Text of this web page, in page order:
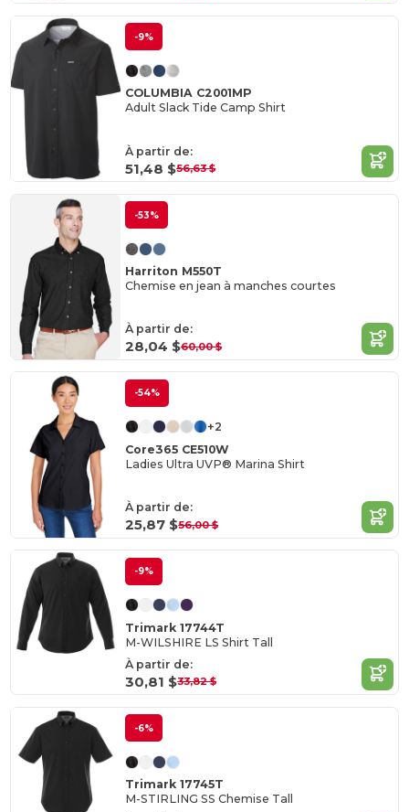
-9%
COLUMBIA C2001MP
Adult Slack Tide Camp Shirt
À partir de:
51,48 $56,63 $
-53%
Harriton M550T
Chemise en jean à manches courtes
À partir de:
28,04 $60,00 $
-54%
+2
Core365 CE510W
Ladies Ultra UVP® Marina Shirt
À partir de:
25,87 $56,00 $
-9%
Trimark 17744T
M-WILSHIRE LS Shirt Tall
À partir de:
30,81 $33,82 $
-6%
Trimark 17745T
M-STIRLING SS Chemise Tall